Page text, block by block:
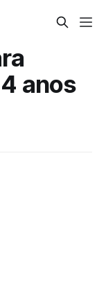
anos